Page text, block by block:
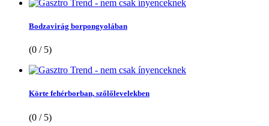
Bodzavirág borpongyolában
(0 / 5)
Körte fehérborban, szőlőlevelekben
(0 / 5)